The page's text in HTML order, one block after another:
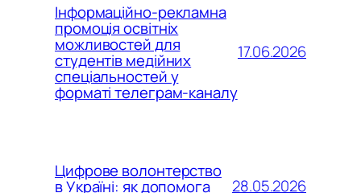
Інформаційно-рекламна
промоція освітніх
можливостей для
студентів медійних
спеціальностей у
форматі телеграм-каналу
17.06.2026
Цифрове волонтерство
в Україні: як допомога 28.05.2026